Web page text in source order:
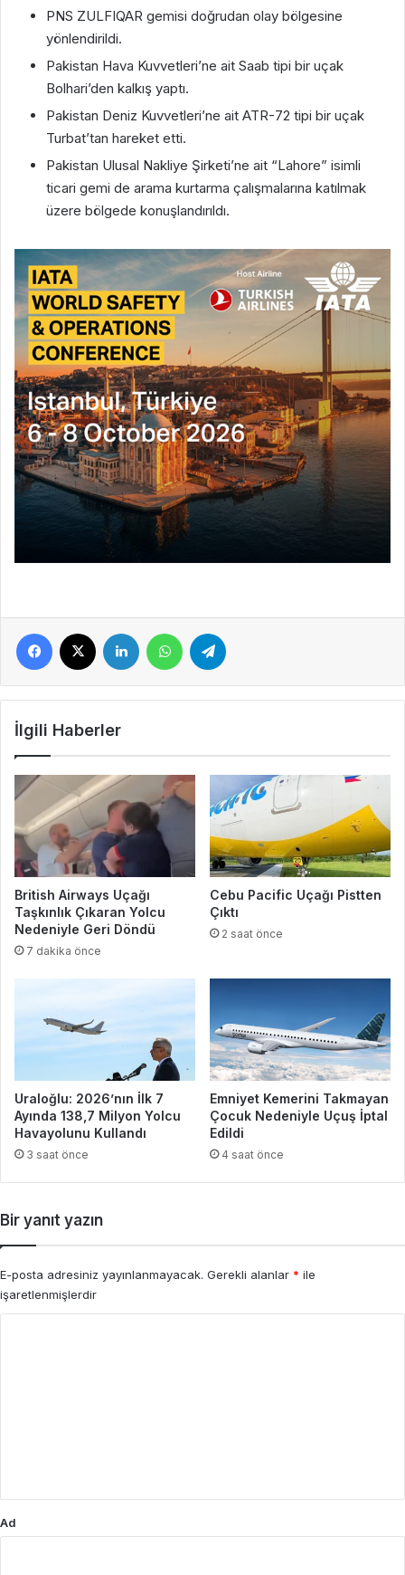
PNS ZULFIQAR gemisi doğrudan olay bölgesine
yönlendirildi.
Pakistan Hava Kuvvetleri’ne ait Saab tipi bir uçak
Bolhari’den kalkış yaptı.
Pakistan Deniz Kuvvetleri’ne ait ATR-72 tipi bir uçak
Turbat’tan hareket etti.
Pakistan Ulusal Nakliye Şirketi’ne ait “Lahore” isimli
ticari gemi de arama kurtarma çalışmalarına katılmak
üzere bölgede konuşlandırıldı.
Facebook LinkedIn WhatsApp
İlgili Haberler
British Airways Uçağı
Taşkınlık Çıkaran Yolcu
Nedeniyle Geri Döndü
7 dakika önce
Cebu Pacific Uçağı Pistten
Çıktı
2 saat önce
Uraloğlu: 2026’nın İlk 7
Ayında 138,7 Milyon Yolcu
Havayolunu Kullandı
3 saat önce
Emniyet Kemerini Takmayan
Çocuk Nedeniyle Uçuş İptal
Edildi
4 saat önce
Bir yanıt yazın
E-posta adresiniz yayınlanmayacak. Gerekli alanlar * ile
işaretlenmişlerdir
Ad